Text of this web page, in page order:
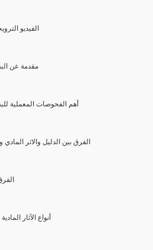
(1) الفيديو
(2) مقدمة عن
(3) أهم الفحوصات المعملية
2- الفرق بين الدليل والاثر
(4)
(5) أنواع الآثار